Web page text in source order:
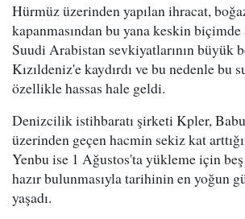
Hürmüz üzerinden yapılan ihracat,
kapanmasından bu yana keskin
Suudi Arabistan sevkiyatlarının büyük
Kızıldeniz'e kaydırdı ve bu nedenle bu
özellikle hassas hale geldi.
Denizcilik istihbaratı şirketi Kpler,
üzerinden geçen hacmin sekiz kat
Yenbu ise 1 Ağustos'ta yükleme için
hazır bulunmasıyla tarihinin en yoğun
yaşadı.